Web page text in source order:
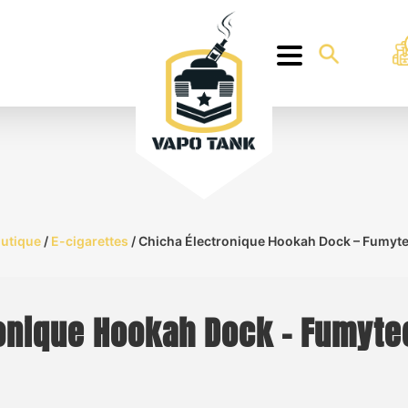
/ E-cigarettes / Chicha Électronique Hookah Dock –
Hookah Dock –